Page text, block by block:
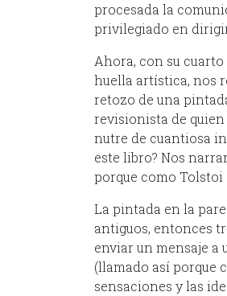
procesada la
privilegiado en
Ahora, con su
huella artística, nos
retozo de una
revisionista de
nutre de cuantiosa
este libro? Nos
porque como Tolstoi
La pintada en la
antiguos, entonces
enviar un mensaje a
(llamado así porque
sensaciones y las